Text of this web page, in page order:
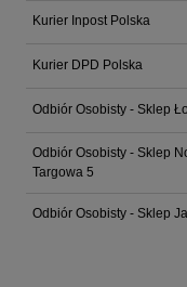
Kurier Inpost Polska
Kurier DPD Polska
Odbiór Osobisty - Sklep
Odbiór Osobisty - Sklep
Targowa 5
Odbiór Osobisty - Sklep